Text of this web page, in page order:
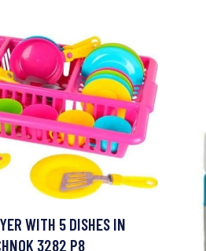
WITH 5 DISHES IN
3282 P8